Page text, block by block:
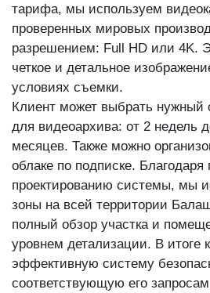
тарифа, мы используем
проверенных мировых
разрешением: Full HD или 4K.
четкое и детальное
условиях съемки.
Клиент может выбрать
для видеоархива: от 2 недель
месяцев. Также можно
облаке по подписке.
проектированию системы, мы
зоны на всей территории
полный обзор участка и
уровнем детализации. В итоге
эффективную систему
соответствующую его